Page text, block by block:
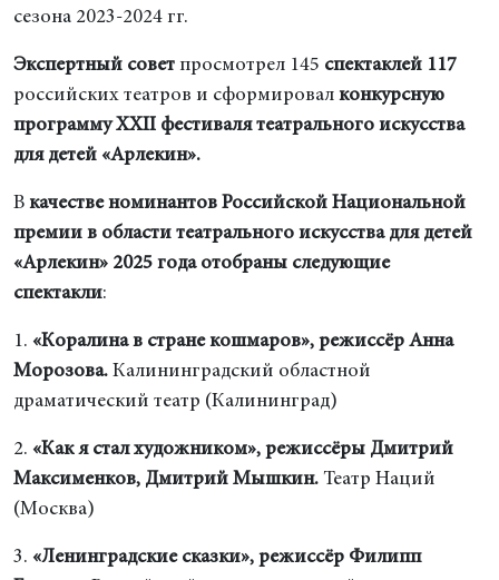
сезона 2023-2024 гг.
Экспертный совет просмотрел 145 спектаклей 117
российских театров и сформировал конкурсную
программу XXII фестиваля театрального искусства
для детей «Арлекин».
В качестве номинантов Российской Национальной
премии в области театрального искусства для детей
«Арлекин» 2025 года отобраны следующие
спектакли:
1. «Коралина в стране кошмаров», режиссёр Анна
Морозова. Калининградский областной
драматический театр (Калининград)
2. «Как я стал художником», режиссёры Дмитрий
Максименков, Дмитрий Мышкин. Театр Наций
(Москва)
3. «Ленинградские сказки», режиссёр Филипп